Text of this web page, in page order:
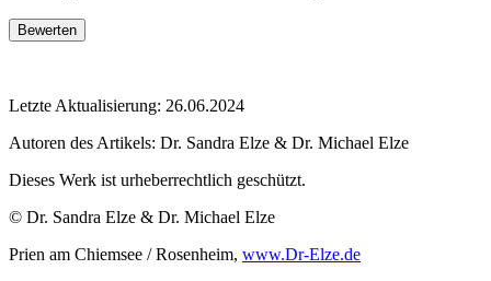
Letzte Aktualisierung: 26.06.2024
Autoren des Artikels: Dr. Sandra Elze & Dr. Michael Elze
Dieses Werk ist urheberrechtlich geschützt.
© Dr. Sandra Elze & Dr. Michael Elze
Prien am Chiemsee / Rosenheim, www.Dr-Elze.de